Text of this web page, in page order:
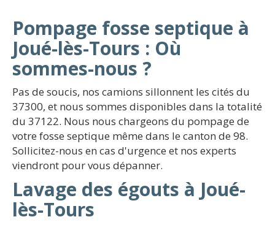
Pompage fosse septique à
Joué-lès-Tours : Où
sommes-nous ?
Pas de soucis, nos camions sillonnent les cités du
37300, et nous sommes disponibles dans la totalité
du 37122. Nous nous chargeons du pompage de
votre fosse septique même dans le canton de 98.
Sollicitez-nous en cas d'urgence et nos experts
viendront pour vous dépanner.
Lavage des égouts à Joué-
lès-Tours